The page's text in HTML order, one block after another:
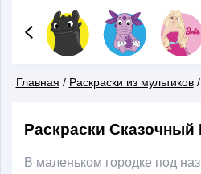
Здесь
Главная / Раскраски из мультиков /
Раскраски Сказочный
В маленьком городке под